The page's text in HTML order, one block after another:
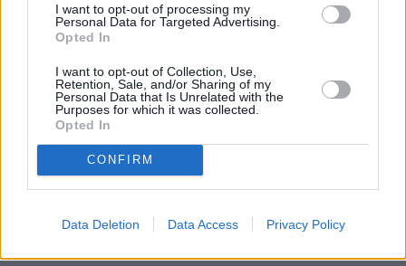
I want to opt-out of processing my
Personal Data for Targeted Advertising.
Opted In
I want to opt-out of Collection, Use,
Retention, Sale, and/or Sharing of my
Personal Data that Is Unrelated with the
Purposes for which it was collected.
Opted In
CONFIRM
Data Deletion Data Access Privacy Policy
Zuzanna Tomaszewicz
Obserwuj
Napisz do mnie:
zuzanna.tomaszewicz@natemat.pl